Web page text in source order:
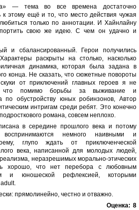
— тема во все времена достаточно
к этому ещё и то, что место действия чужая
только по аннотации. И Хайнлайну
свою же идею. С чем он удачно и
и сбалансированный. Герои получились
раскрыты на столько, насколько
динамика, которая была задана в
конца. Не сказать, что сюжетные повороты
от приключений главных героев я не
что помимо борьбы за выживание и
по обустройству юных робинзонов, Автор
интригам среди ребят. Это конечно
романа, совсем неплохо.
в середине прошлого века и потому
немного наивными и
глупо ждать от приключенческой
века, написанной для молодых людей,
реализма, неразрешимых морально-этических
хорошо, что нет перебора с любовным
и юношеской рефлексией, которыми
прямолинейно, честно и отважно.
Оценка: 8